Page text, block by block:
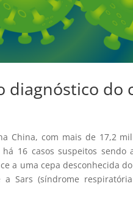
diagnóstico do
China, com mais de 17,2
16 casos suspeitos sendo
a uma cepa desconhecida
Sars (síndrome